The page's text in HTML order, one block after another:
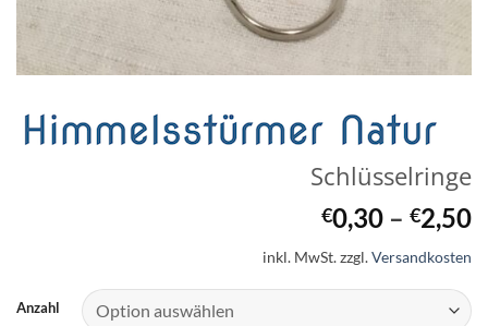
Schlüsselringe
€0,30 – €2,50
inkl. MwSt.zzgl.Versandkosten
Anzahl